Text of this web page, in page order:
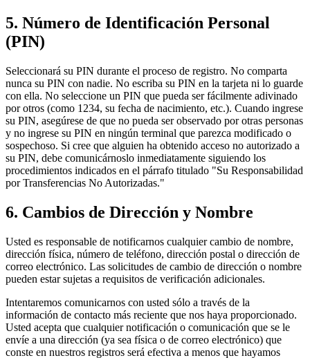
5. Número de Identificación Personal
(PIN)
Seleccionará su PIN durante el proceso de registro. No comparta
nunca su PIN con nadie. No escriba su PIN en la tarjeta ni lo guarde
con ella. No seleccione un PIN que pueda ser fácilmente adivinado
por otros (como 1234, su fecha de nacimiento, etc.). Cuando ingrese
su PIN, asegúrese de que no pueda ser observado por otras personas
y no ingrese su PIN en ningún terminal que parezca modificado o
sospechoso. Si cree que alguien ha obtenido acceso no autorizado a
su PIN, debe comunicárnoslo inmediatamente siguiendo los
procedimientos indicados en el párrafo titulado "Su Responsabilidad
por Transferencias No Autorizadas."
6. Cambios de Dirección y Nombre
Usted es responsable de notificarnos cualquier cambio de nombre,
dirección física, número de teléfono, dirección postal o dirección de
correo electrónico. Las solicitudes de cambio de dirección o nombre
pueden estar sujetas a requisitos de verificación adicionales.
Intentaremos comunicarnos con usted sólo a través de la
información de contacto más reciente que nos haya proporcionado.
Usted acepta que cualquier notificación o comunicación que se le
envíe a una dirección (ya sea física o de correo electrónico) que
conste en nuestros registros será efectiva a menos que hayamos